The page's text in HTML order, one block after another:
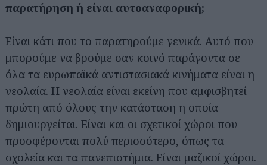
παρατήρηση ή είναι αυτοαναφορική;
Είναι κάτι που το παρατηρούμε γενικά. Αυτό που
μπορούμε να βρούμε σαν κοινό παράγοντα σε
όλα τα ευρωπαϊκά αντιστασιακά κινήματα είναι η
νεολαία. Η νεολαία είναι εκείνη που αμφισβητεί
πρώτη από όλους την κατάσταση η οποία
δημιουργείται. Είναι και οι σχετικοί χώροι που
προσφέρονται πολύ περισσότερο, όπως τα
σχολεία και τα πανεπιστήμια. Είναι μαζικοί χώροι.